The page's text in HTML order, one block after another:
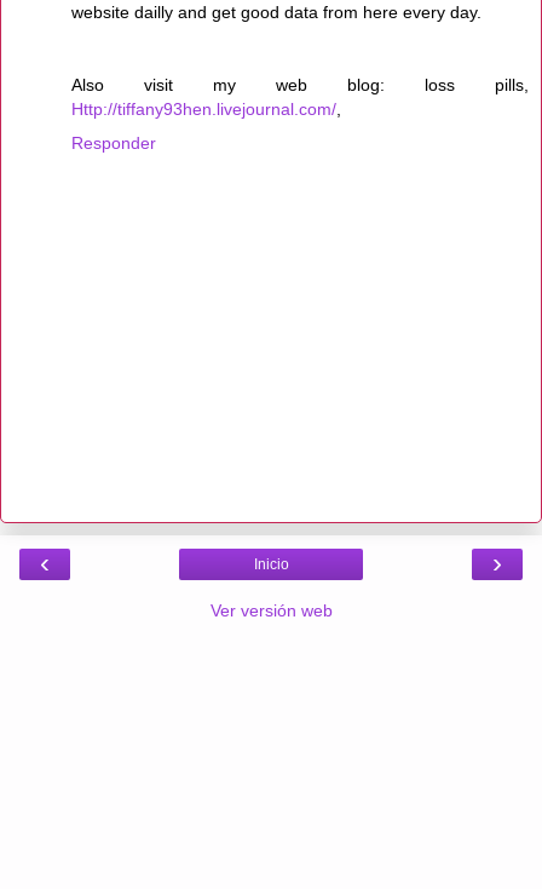
website dailly and get good data from here every day.
Also visit my web blog: loss pills,
Http://tiffany93hen.livejournal.com/,
Responder
‹ ›
Inicio
Ver versión web